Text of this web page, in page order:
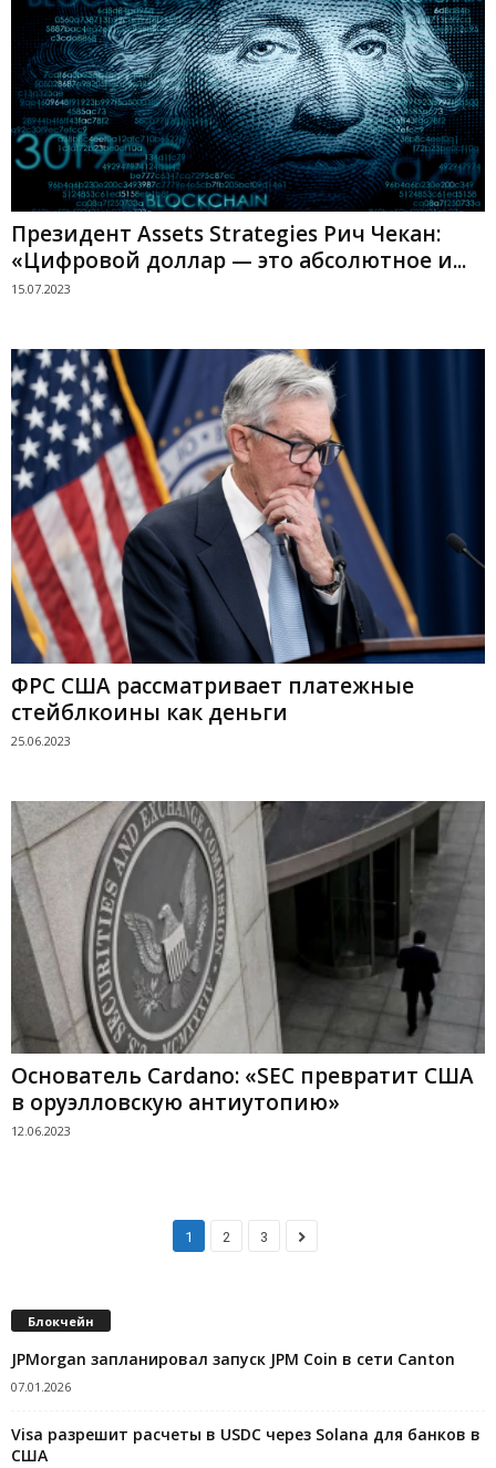
Президент Assets Strategies Рич Чекан:
«Цифровой доллар — это абсолютное и...
15.07.2023
ФРС США рассматривает платежные
стейблкоины как деньги
25.06.2023
Основатель Cardano: «SEC превратит США
в оруэлловскую антиутопию»
12.06.2023
1 2 3
Блокчейн
JPMorgan запланировал запуск JPM Coin в сети Canton
07.01.2026
Visa разрешит расчеты в USDC через Solana для банков в
США